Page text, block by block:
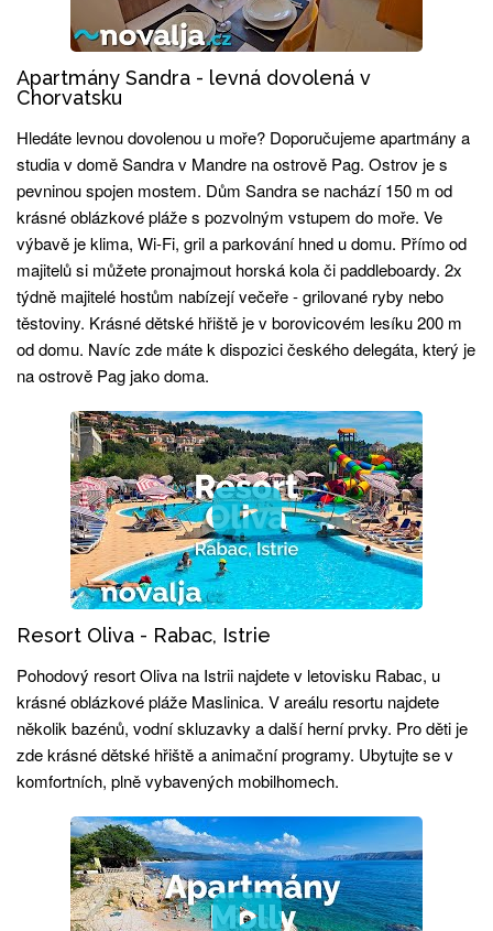
Apartmány Sandra - levná dovolená v
Chorvatsku
Hledáte levnou dovolenou u moře? Doporučujeme apartmány a
studia v domě Sandra v Mandre na ostrově Pag. Ostrov je s
pevninou spojen mostem. Dům Sandra se nachází 150 m od
krásné oblázkové pláže s pozvolným vstupem do moře. Ve
výbavě je klima, Wi-Fi, gril a parkování hned u domu. Přímo od
majitelů si můžete pronajmout horská kola či paddleboardy. 2x
týdně majitelé hostům nabízejí večeře - grilované ryby nebo
těstoviny. Krásné dětské hřiště je v borovicovém lesíku 200 m
od domu. Navíc zde máte k dispozici českého delegáta, který je
na ostrově Pag jako doma.
Resort Oliva - Rabac, Istrie
Pohodový resort Oliva na Istrii najdete v letovisku Rabac, u
krásné oblázkové pláže Maslinica. V areálu resortu najdete
několik bazénů, vodní skluzavky a další herní prvky. Pro děti je
zde krásné dětské hřiště a animační programy. Ubytujte se v
komfortních, plně vybavených mobilhomech.